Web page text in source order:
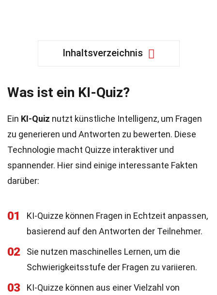
Inhaltsverzeichnis
Was ist ein KI-Quiz?
Ein KI-Quiz nutzt künstliche Intelligenz, um Fragen
zu generieren und Antworten zu bewerten. Diese
Technologie macht Quizze interaktiver und
spannender. Hier sind einige interessante Fakten
darüber:
01
KI-Quizze können Fragen in Echtzeit anpassen,
basierend auf den Antworten der Teilnehmer.
02
Sie nutzen maschinelles Lernen, um die
Schwierigkeitsstufe der Fragen zu variieren.
03
KI-Quizze können aus einer Vielzahl von